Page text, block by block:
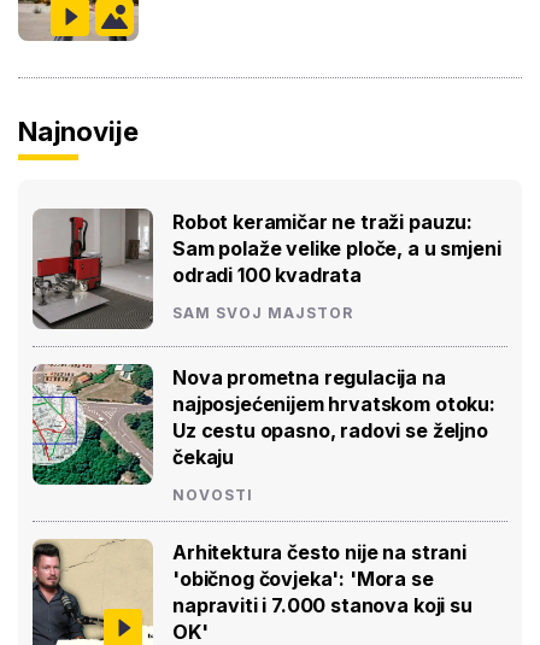
Najnovije
Robot keramičar ne traži pauzu:
Sam polaže velike ploče, a u smjeni
odradi 100 kvadrata
SAM SVOJ MAJSTOR
Nova prometna regulacija na
najposjećenijem hrvatskom otoku:
Uz cestu opasno, radovi se željno
čekaju
NOVOSTI
Arhitektura često nije na strani
'običnog čovjeka': 'Mora se
napraviti i 7.000 stanova koji su
OK'